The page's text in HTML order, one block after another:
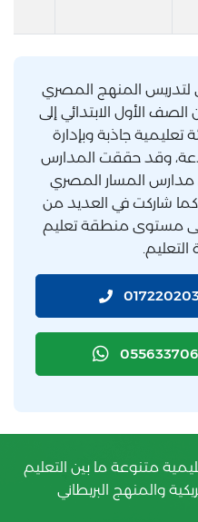
لتدريس المنهج المصري
الأول الابتدائي إلى
تعليمية جاذبة وبإدارة
وقد حققت المدارس
مدارس المسار المصري
كما شاركت في العديد من
على مستوى منطقة تعليم
التعليم.
متنوعة ما بين التعليم
والمنهج البريطاني